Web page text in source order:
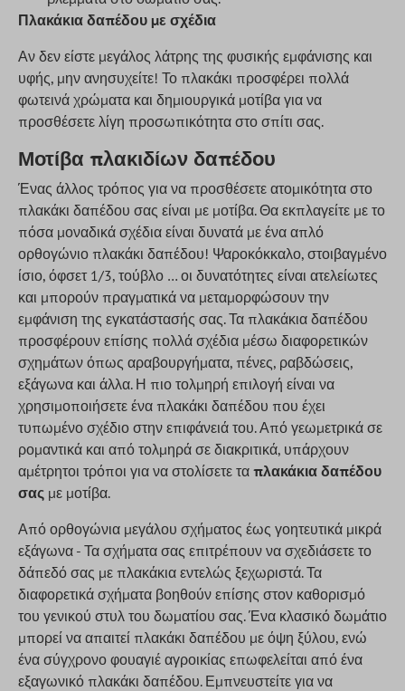
Πλακάκια δαπέδου με σχέδια
Αν δεν είστε μεγάλος λάτρης της φυσικής εμφάνισης και
υφής, μην ανησυχείτε! Το πλακάκι προσφέρει πολλά
φωτεινά χρώματα και δημιουργικά μοτίβα για να
προσθέσετε λίγη προσωπικότητα στο σπίτι σας.
Μοτίβα πλακιδίων δαπέδου
Ένας άλλος τρόπος για να προσθέσετε ατομικότητα στο
πλακάκι δαπέδου σας είναι με μοτίβα. Θα εκπλαγείτε με το
πόσα μοναδικά σχέδια είναι δυνατά με ένα απλό
ορθογώνιο πλακάκι δαπέδου! Ψαροκόκκαλο, στοιβαγμένο
ίσιο, όφσετ 1/3, τούβλο … οι δυνατότητες είναι ατελείωτες
και μπορούν πραγματικά να μεταμορφώσουν την
εμφάνιση της εγκατάστασής σας. Τα πλακάκια δαπέδου
προσφέρουν επίσης πολλά σχέδια μέσω διαφορετικών
σχημάτων όπως αραβουργήματα, πένες, ραβδώσεις,
εξάγωνα και άλλα. Η πιο τολμηρή επιλογή είναι να
χρησιμοποιήσετε ένα πλακάκι δαπέδου που έχει
τυπωμένο σχέδιο στην επιφάνειά του. Από γεωμετρικά σε
ρομαντικά και από τολμηρά σε διακριτικά, υπάρχουν
αμέτρητοι τρόποι για να στολίσετε τα πλακάκια δαπέδου
σας με μοτίβα.
Από ορθογώνια μεγάλου σχήματος έως γοητευτικά μικρά
εξάγωνα - Τα σχήματα σας επιτρέπουν να σχεδιάσετε το
δάπεδό σας με πλακάκια εντελώς ξεχωριστά. Τα
διαφορετικά σχήματα βοηθούν επίσης στον καθορισμό
του γενικού στυλ του δωματίου σας. Ένα κλασικό δωμάτιο
μπορεί να απαιτεί πλακάκι δαπέδου με όψη ξύλου, ενώ
ένα σύγχρονο φουαγιέ αγροικίας επωφελείται από ένα
εξαγωνικό πλακάκι δαπέδου. Εμπνευστείτε για να